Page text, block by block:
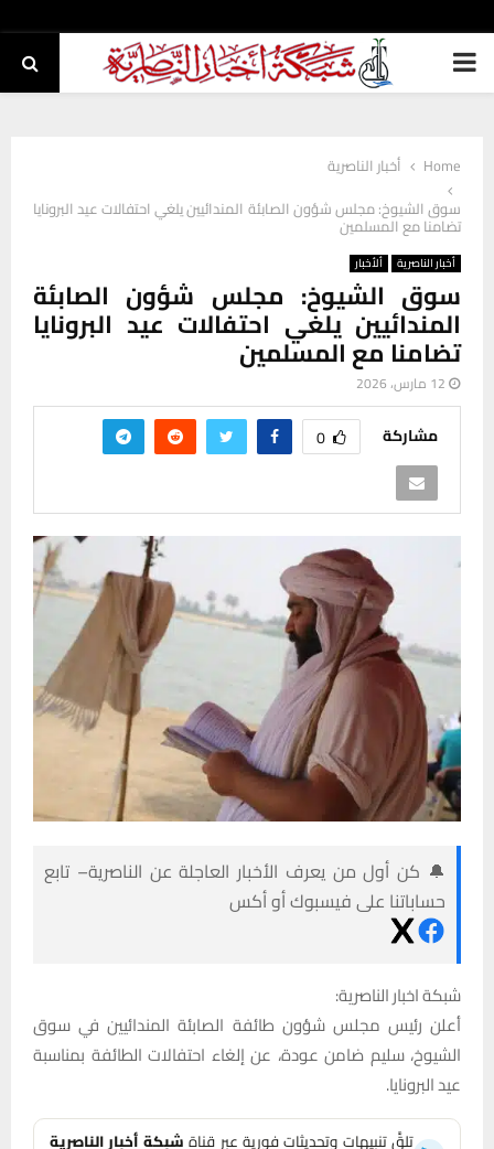
PRIMARY
Home
أخبار الناصرية
سوق الشيوخ: مجلس شؤون الصابئة المندائيين يلغي احتفالات عيد البرونايا
تضامنا مع المسلمين
أخبار الناصرية ألأخبار
سوق الشيوخ: مجلس شؤون الصابئة
المندائيين يلغي احتفالات عيد البرونايا
تضامنا مع المسلمين
12 مارس، 2026
مشاركة 0
🔔 كن أول من يعرف الأخبار العاجلة عن الناصرية– تابع
حساباتنا على فيسبوك أو أكس
شبكة اخبار الناصرية:
أعلن رئيس مجلس شؤون طائفة الصابئة المندائيين في سوق
الشيوخ، سليم ضامن عودة، عن إلغاء احتفالات الطائفة بمناسبة
عيد البرونايا.
تلقَّ تنبيهات وتحديثات فورية عبر قناةشبكة أخبار الناصرية